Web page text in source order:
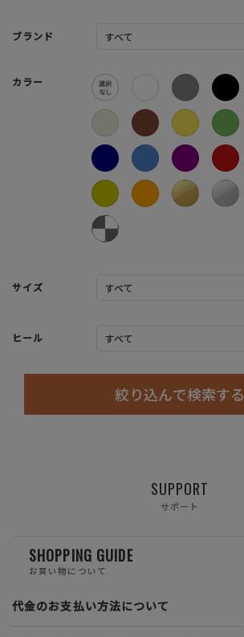
ブランド
カラー
サイズ
ヒール
絞り込んで検索する
SUPPORT
サポート
SHOPPING GUIDE
お買い物について
代金のお支払い方法について